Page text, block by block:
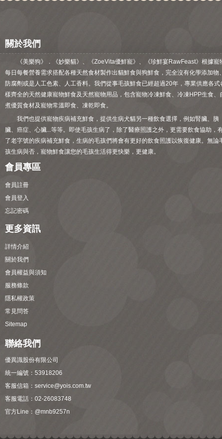
關於我們
《美樂狗》．《妙樂貓》、《ZoeVita優鮮寵》、《珍鮮宴RawFeast》根據寵
每日每餐營養需求搭配各種天然食材製作出貓鮮食與狗鮮食，完全沒有化學添加物
防腐劑或是人工色素、人工香料。我們從事毛孩鮮食已經超過20年，專業供應各式
樣齊全的天然健康寵物鮮食及天然寵物用品，包含寵物冷凍鮮食、冷凍HPP生食、
煮優質食材及寵物常溫即食、凍乾即食。
我們也提供寵物疾病補充鮮食，提供生病犬貓另一種飲食選擇，例如腎臟、胰
臟、癌症、心臟...等等。即使毛孩生病了，除了醫療照護之外，更需要飲食協助，
了老字號的疾病補充鮮食，生病的毛孩們將會有更好的飲食照護以恢復健康。無論
孩生病與否，寵物鮮食讓您的毛孩生活得更快樂，更健康。
會員專區
會員註冊
會員登入
忘記密碼
更多資訊
詳情介紹
關於我們
會員權益與須知
服務條款
隱私權政策
常見問答
Sitemap
聯絡我們
優異識股份有限公司
統一編號：53918206
客服信箱： service@yois.com.tw
客服電話：02-26083748
官方Line： @mnb9257n